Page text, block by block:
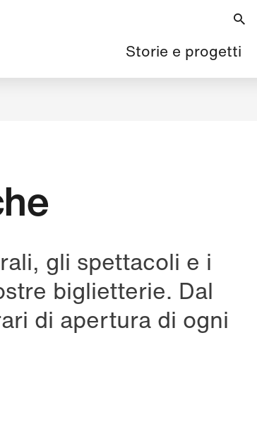
Navigazione
principale
Storie e progetti
gli spettacoli e i
biglietterie. Dal
di apertura di ogni